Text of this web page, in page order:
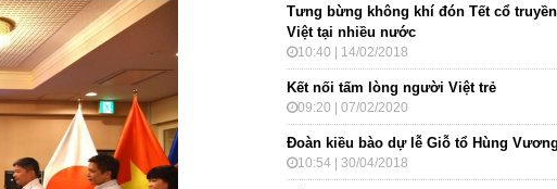
Tưng bừng không khí đón Tết cổ
Việt tại nhiều nước
10:40 | 14/02/2018
Kết nối tấm lòng người Việt trẻ
09:20 | 07/02/2020
Đoàn kiều bào dự lễ Giỗ tổ Hùng
10:54 | 30/04/2018